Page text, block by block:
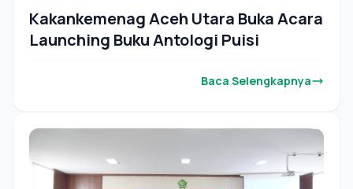
Kakankemenag Aceh Utara Buka Acara
Launching Buku Antologi Puisi
Baca Selengkapnya